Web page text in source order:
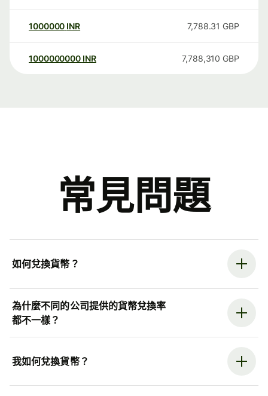
1000000 INR 7,788.31 GBP
1000000000 INR 7,788,310 GBP
常見問題
如何兌換貨幣？
為什麼不同的公司提供的貨幣兌換率
都不一樣？
我如何兌換貨幣？